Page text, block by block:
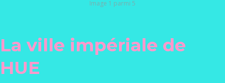
Image 1 parmi 5
La ville impériale de
HUE